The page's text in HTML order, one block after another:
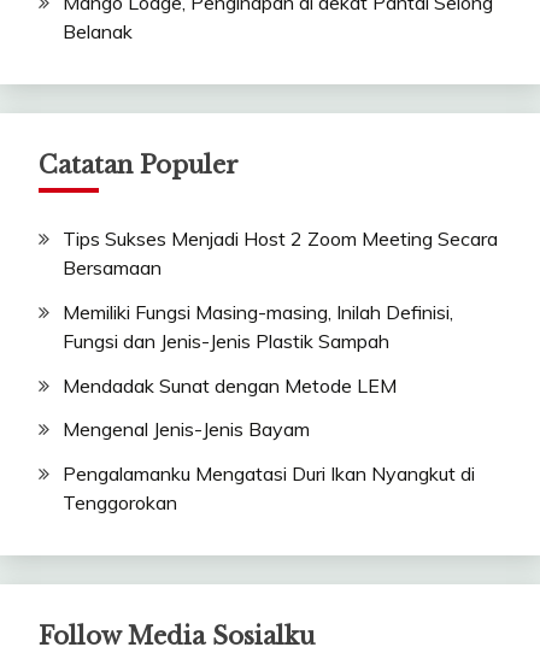
Belanak
Catatan Populer
Tips Sukses Menjadi Host 2 Zoom Meeting Secara
Bersamaan
Memiliki Fungsi Masing-masing, Inilah Definisi,
Fungsi dan Jenis-Jenis Plastik Sampah
Mendadak Sunat dengan Metode LEM
Mengenal Jenis-Jenis Bayam
Pengalamanku Mengatasi Duri Ikan Nyangkut di
Tenggorokan
Follow Media Sosialku